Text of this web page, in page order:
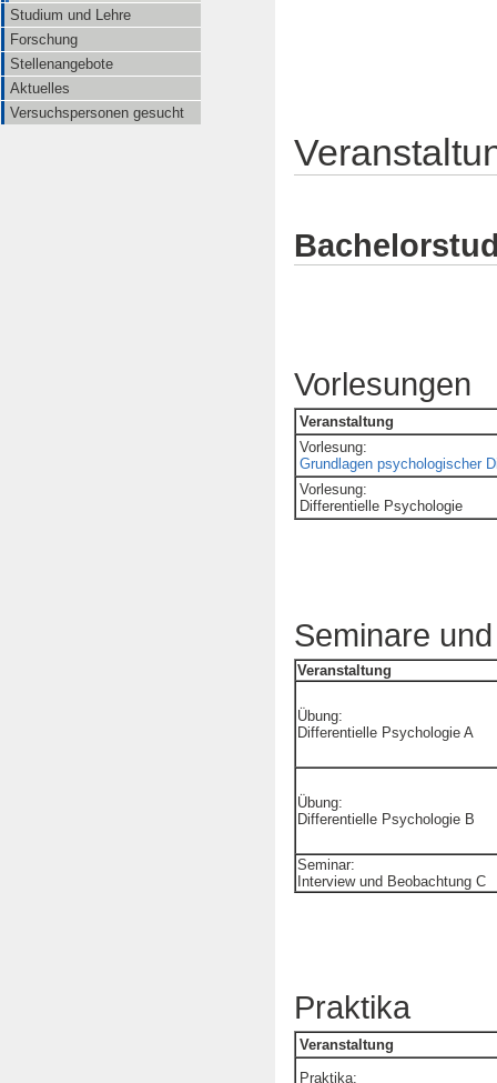
Studium und Lehre
Forschung
Stellenangebote
Aktuelles
Versuchspersonen gesucht
Vorlesungen
Veranstaltung
Vorlesung:
Grundlagen psychologischer
Vorlesung:
Differentielle Psychologie
Seminare
Veranstaltung
Übung:
Differentielle Psychologie A
Übung:
Differentielle Psychologie B
Seminar:
Interview und Beobachtung C
Praktika
Veranstaltung
Praktika: